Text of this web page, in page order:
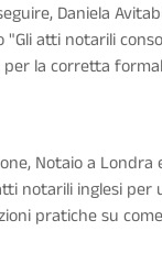
Daniela
atti notarili
la corretta
Notaio a
notarili inglesi
pratiche su